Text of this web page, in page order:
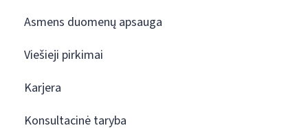
Asmens duomenų apsauga
Viešieji pirkimai
Karjera
Konsultacinė taryba